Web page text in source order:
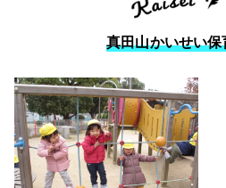
真田山かいせい